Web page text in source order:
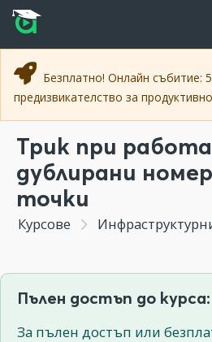
Прескочи към основното съдържание
Прескочи към навигацията
Безплатно! Онлайн събитие:
предизвикателство за
Трик при
дублирани
точки
Курсове Инфраструктурни
Пълен достъп до
За пълен достъп или